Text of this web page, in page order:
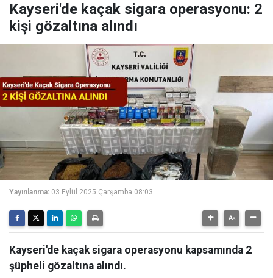
Kayseri'de kaçak sigara operasyonu: 2
kişi gözaltına alındı
Yayınlanma: 03 Eylül 2025 Çarşamba 08:03
Kayseri'de kaçak sigara operasyonu kapsamında 2
şüpheli gözaltına alındı.